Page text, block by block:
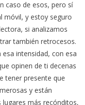
caso de esos, pero sí
móvil, y estoy seguro
si analizamos
también retrocesos.
intensidad, con esa
opinen de ti decenas
tener presente que
y están
más recónditos,